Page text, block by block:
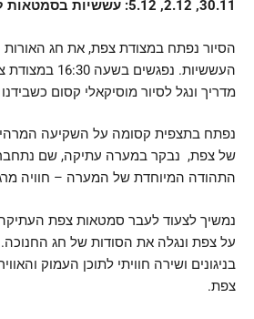
30.11, 2.12, 5.12: עששיות בסמטאות לכל המשפחה
הסיור נפתח במצודת צפת, את חג האורות
העששיות. נפגשים
מדריך ונגל לסיור מוסיקאלי קסום
נפתח בתצפית קסומה על השקיעה
של צפת, נבקר במערה עתיקה, שם נתחבר
התהודה המיוחדת של המערה – חוויה
נמשיך לצעוד לעבר סמטאות צפת
על צפת ונגלה את הסודות של חג החנוכה.
בניגונים ושירה חוויתי לתוכן העמוק
צפת.